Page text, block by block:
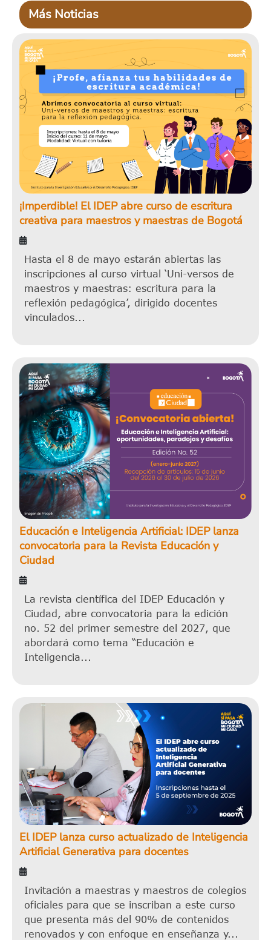
Más Noticias
¡Imperdible! El IDEP abre curso de escritura
creativa para maestros y maestras de Bogotá
Hasta el 8 de mayo estarán abiertas las
inscripciones al curso virtual ‘Uni-versos de
maestros y maestras: escritura para la
reflexión pedagógica’, dirigido docentes
vinculados...
Educación e Inteligencia Artificial: IDEP lanza
convocatoria para la Revista Educación y
Ciudad
La revista científica del IDEP Educación y
Ciudad, abre convocatoria para la edición
no. 52 del primer semestre del 2027, que
abordará como tema “Educación e
Inteligencia...
El IDEP lanza curso actualizado de Inteligencia
Artificial Generativa para docentes
Invitación a maestras y maestros de colegios
oficiales para que se inscriban a este curso
que presenta más del 90% de contenidos
renovados y con enfoque en enseñanza y...